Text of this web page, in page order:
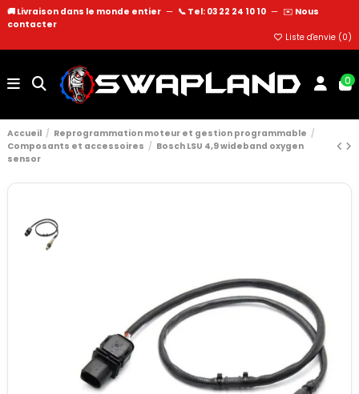
🚚 Livraison dans le monde entier — 📞 Tel: 03 22 24 10 10 — ✉️ Nous
contacter
Liste d'envie (0)
0
Accueil
Reprogrammation moteur et gestion programmable
Composants et accessoires
Bosch LSU 4,9 wideband oxygen
sensor